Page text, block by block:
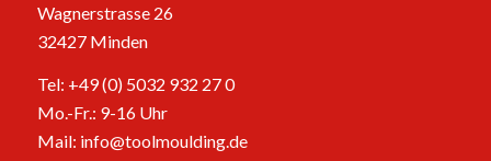
Wagnerstrasse 26
32427 Minden
Tel: +49 (0) 5032 932 27 0
Mo.-Fr.: 9-16 Uhr
Mail: info@toolmoulding.de